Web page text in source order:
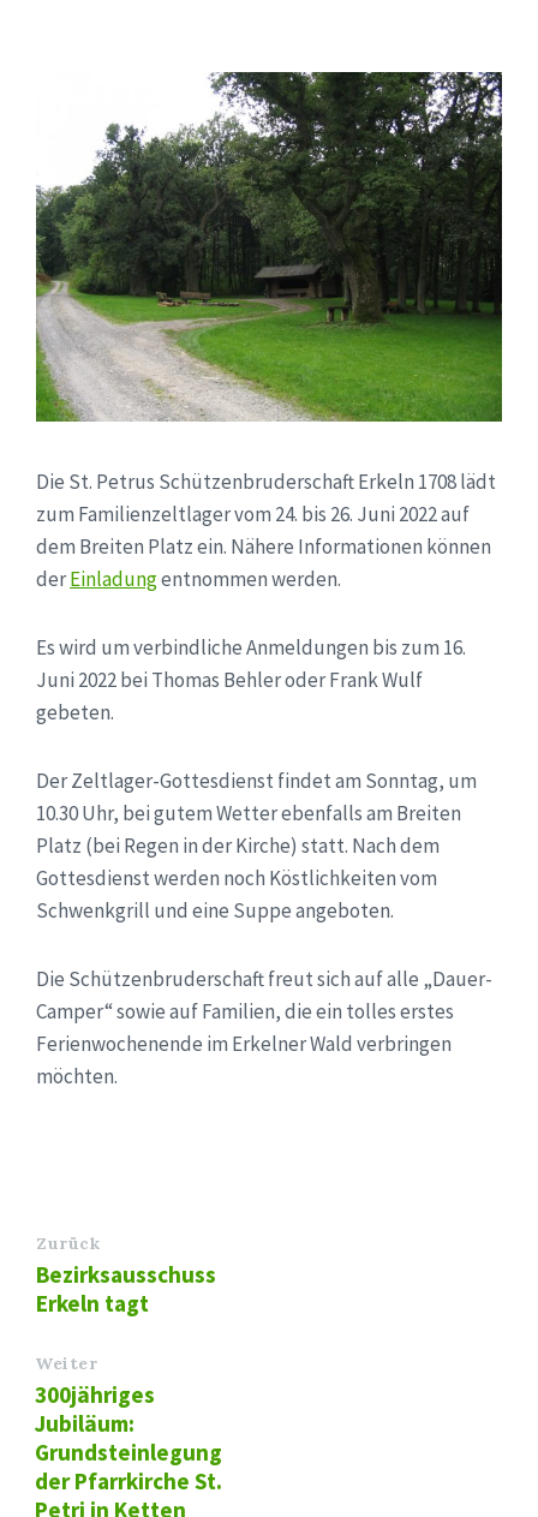
Die St. Petrus Schützenbruderschaft Erkeln 1708 lädt
zum Familienzeltlager vom 24. bis 26. Juni 2022 auf
dem Breiten Platz ein. Nähere Informationen können
derEinladungentnommen werden.
Es wird um verbindliche Anmeldungen bis zum 16.
Juni 2022 bei Thomas Behler oder Frank Wulf
gebeten.
Der Zeltlager-Gottesdienst findet am Sonntag, um
10.30 Uhr, bei gutem Wetter ebenfalls am Breiten
Platz (bei Regen in der Kirche) statt. Nach dem
Gottesdienst werden noch Köstlichkeiten vom
Schwenkgrill und eine Suppe angeboten.
Die Schützenbruderschaft freut sich auf alle „Dauer-
Camper“ sowie auf Familien, die ein tolles erstes
Ferienwochenende im Erkelner Wald verbringen
möchten.
Zurück
Bezirksausschuss
Erkeln tagt
Weiter
300jähriges
Jubiläum:
Grundsteinlegung
der Pfarrkirche St.
Petri in Ketten